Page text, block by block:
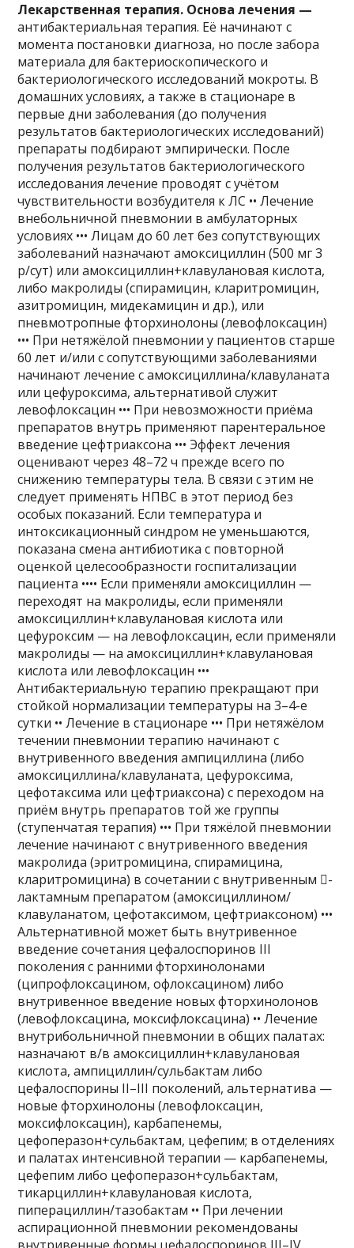
Лекарственная терапия. Основа лечения —
антибактериальная терапия. Её начинают с
момента постановки диагноза, но после забора
материала для бактериоскопического и
бактериологического исследований мокроты. В
домашних условиях, а также в стационаре в
первые дни заболевания (до получения
результатов бактериологических исследований)
препараты подбирают эмпирически. После
получения результатов бактериологического
исследования лечение проводят с учётом
чувствительности возбудителя к ЛС •• Лечение
внебольничной пневмонии в амбулаторных
условиях ••• Лицам до 60 лет без сопутствующих
заболеваний назначают амоксициллин (500 мг 3
р/сут) или амоксициллин+клавулановая кислота,
либо макролиды (спирамицин, кларитромицин,
азитромицин, мидекамицин и др.), или
пневмотропные фторхинолоны (левофлоксацин)
••• При нетяжёлой пневмонии у пациентов старше
60 лет и/или с сопутствующими заболеваниями
начинают лечение с амоксициллина/клавуланата
или цефуроксима, альтернативой служит
левофлоксацин ••• При невозможности приёма
препаратов внутрь применяют парентеральное
введение цефтриаксона ••• Эффект лечения
оценивают через 48–72 ч прежде всего по
снижению температуры тела. В связи с этим не
следует применять НПВС в этот период без
особых показаний. Если температура и
интоксикационный синдром не уменьшаются,
показана смена антибиотика с повторной
оценкой целесообразности госпитализации
пациента •••• Если применяли амоксициллин —
переходят на макролиды, если применяли
амоксициллин+клавулановая кислота или
цефуроксим — на левофлоксацин, если применяли
макролиды — на амоксициллин+клавулановая
кислота или левофлоксацин •••
Антибактериальную терапию прекращают при
стойкой нормализации температуры на 3–4-е
сутки •• Лечение в стационаре ••• При нетяжёлом
течении пневмонии терапию начинают с
внутривенного введения ампициллина (либо
амоксициллина/клавуланата, цефуроксима,
цефотаксима или цефтриаксона) с переходом на
приём внутрь препаратов той же группы
(ступенчатая терапия) ••• При тяжёлой пневмонии
лечение начинают с внутривенного введения
макролида (эритромицина, спирамицина,
кларитромицина) в сочетании с внутривенным -
лактамным препаратом (амоксициллином/
клавуланатом, цефотаксимом, цефтриаксоном) •••
Альтернативной может быть внутривенное
введение сочетания цефалоспоринов III
поколения с ранними фторхинолонами
(ципрофлоксацином, офлоксацином) либо
внутривенное введение новых фторхинолонов
(левофлоксацина, моксифлоксацина) •• Лечение
внутрибольничной пневмонии в общих палатах:
назначают в/в амоксициллин+клавулановая
кислота, ампициллин/сульбактам либо
цефалоспорины II–III поколений, альтернатива —
новые фторхинолоны (левофлоксацин,
моксифлоксацин), карбапенемы,
цефоперазон+сульбактам, цефепим; в отделениях
и палатах интенсивной терапии — карбапенемы,
цефепим либо цефоперазон+сульбактам,
тикарциллин+клавулановая кислота,
пиперациллин/тазобактам •• При лечении
аспирационной пневмонии рекомендованы